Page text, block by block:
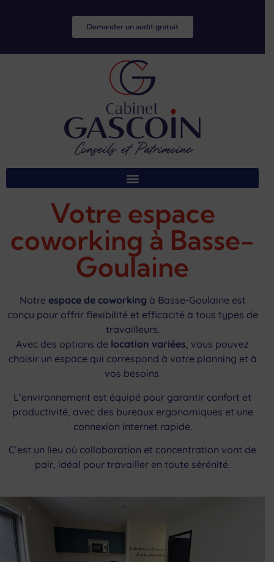
Demander un audit gratuit
Votre espace
coworking à Basse-
Goulaine
Notre espace de coworking à Basse-Goulaine est
conçu pour offrir flexibilité et efficacité à tous types de
travailleurs.
Avec des options de location variées, vous pouvez
choisir un espace qui correspond à votre planning et à
vos besoins.
L’environnement est équipé pour garantir confort et
productivité, avec des bureaux ergonomiques et une
connexion internet rapide.
C’est un lieu où collaboration et concentration vont de
pair, idéal pour travailler en toute sérénité.